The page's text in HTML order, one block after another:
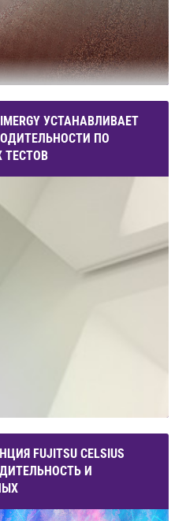
УСТАНАВЛИВАЕТ
ПО
ТЕСТОВ
FUJITSU CELSIUS
И